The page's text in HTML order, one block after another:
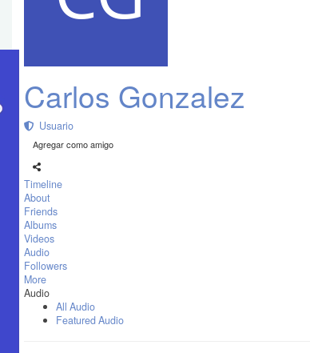
Carlos Gonzalez
Usuario
Agregar como amigo
Timeline
About
Friends
Albums
Videos
Audio
Followers
More
Audio
All Audio
Featured Audio